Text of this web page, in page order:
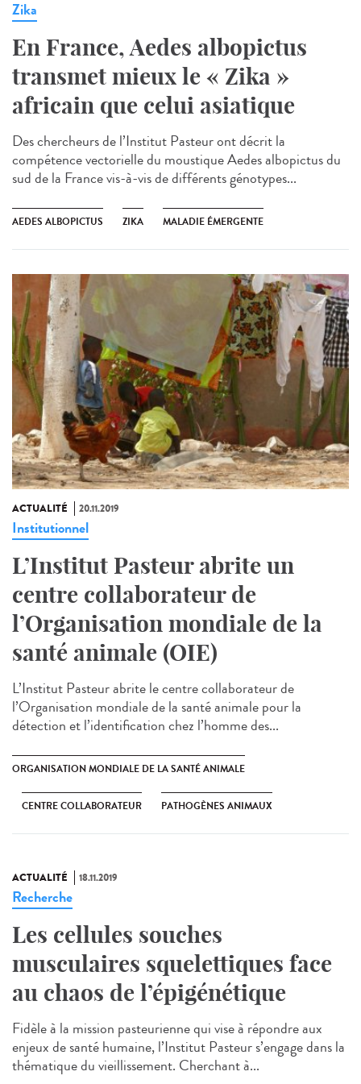
Zika
En France, Aedes albopictus
transmet mieux le « Zika »
africain que celui asiatique
Des chercheurs de l’Institut Pasteur ont décrit la
compétence vectorielle du moustique Aedes albopictus du
sud de la France vis-à-vis de différents génotypes...
AEDES ALBOPICTUS ZIKA MALADIE ÉMERGENTE
ACTUALITÉ 20.11.2019
Institutionnel
L’Institut Pasteur abrite un
centre collaborateur de
l’Organisation mondiale de la
santé animale (OIE)
L’Institut Pasteur abrite le centre collaborateur de
l’Organisation mondiale de la santé animale pour la
détection et l’identification chez l’homme des...
ORGANISATION MONDIALE DE LA SANTÉ ANIMALE
CENTRE COLLABORATEUR PATHOGÈNES ANIMAUX
ACTUALITÉ 18.11.2019
Recherche
Les cellules souches
musculaires squelettiques face
au chaos de l’épigénétique
Fidèle à la mission pasteurienne qui vise à répondre aux
enjeux de santé humaine, l’Institut Pasteur s’engage dans la
thématique du vieillissement. Cherchant à...